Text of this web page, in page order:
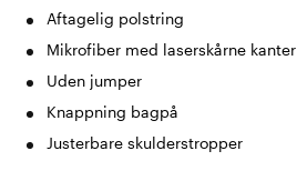
Aftagelig polstring
Mikrofiber med laserskårne kanter
Uden jumper
Knappning bagpå
Justerbare skulderstropper